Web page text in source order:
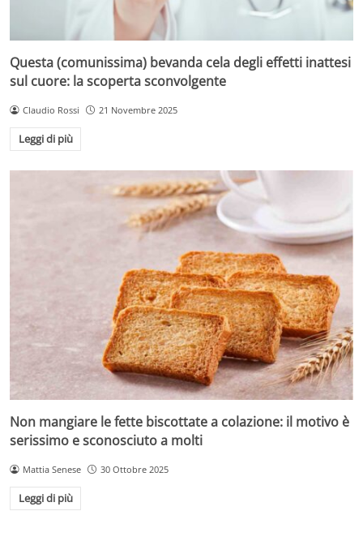
Questa (comunissima) bevanda cela degli effetti inattesi
sul cuore: la scoperta sconvolgente
Claudio Rossi 21 Novembre 2025
Leggi di più
Non mangiare le fette biscottate a colazione: il motivo è
serissimo e sconosciuto a molti
Mattia Senese 30 Ottobre 2025
Leggi di più